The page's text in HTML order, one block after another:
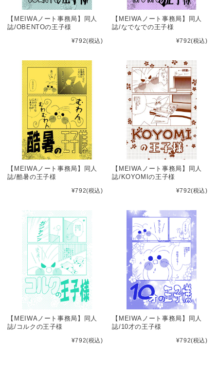
【MEIWAノート事務局】同人
誌/OBENTOの王子様
¥792(税込)
【MEIWAノート事務局】同人
誌/なでなでの王子様
¥792(税込)
【MEIWAノート事務局】同人
誌/酷暑の王子様
¥792(税込)
【MEIWAノート事務局】同人
誌/KOYOMIの王子様
¥792(税込)
【MEIWAノート事務局】同人
誌/コルクの王子様
¥792(税込)
【MEIWAノート事務局】同人
誌/10才の王子様
¥792(税込)